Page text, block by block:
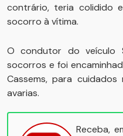
contrário, teria colidido
socorro à vítima.
O condutor do veículo
socorros e foi
Cassems, para
avarias.
Receba,